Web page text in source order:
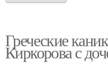
Греческие
Киркорова с